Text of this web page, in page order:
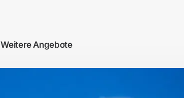
Weitere Angebote